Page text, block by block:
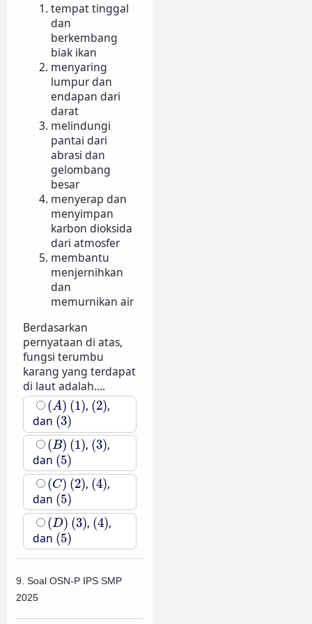
tempat tinggal
dan
berkembang
biak ikan
menyaring
lumpur dan
endapan dari
darat
melindungi
pantai dari
abrasi dan
gelombang
besar
menyerap dan
menyimpan
karbon dioksida
dari atmosfer
membantu
menjernihkan
dan
memurnikan air
Berdasarkan
pernyataan di atas,
fungsi terumbu
karang yang terdapat
di laut adalah....
(A)
(A) (1)
(1), (2)
(2),
dan (3)
(3)
(B)
(B) (1)
(1), (3)
(3),
dan (5)
(5)
(C)
(C) (2)
(2), (4)
(4),
dan (5)
(5)
(D)
(D) (3)
(3), (4)
(4),
dan (5)
(5)
9. Soal OSN-P IPS SMP
2025